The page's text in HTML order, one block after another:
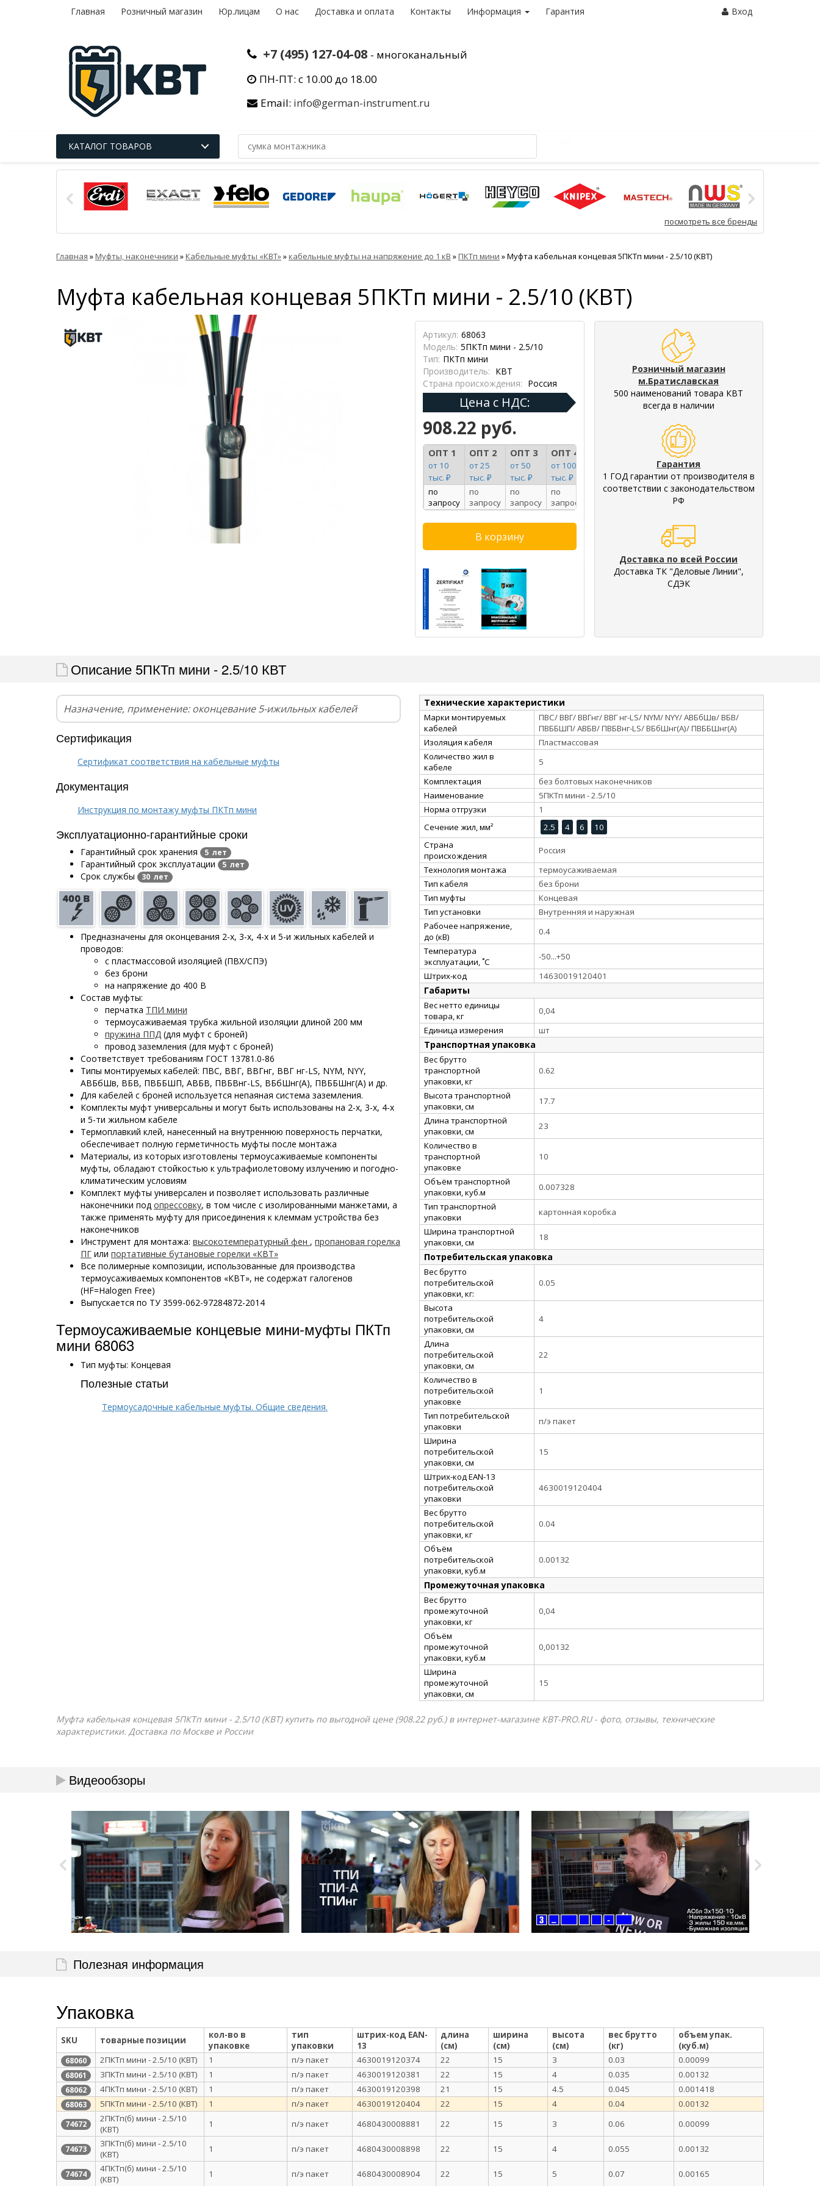
Главная Розничный магазин Юр.лицам О нас Доставка и оплата Контакты Информация Гарантия Вход
+7 (495) 127-04-08 - многоканальный
ПН-ПТ: с 10.00 до 18.00
Email: info@german-instrument.ru
КАТАЛОГ ТОВАРОВ
посмотреть все бренды
Главная »Муфты, наконечники »Кабельные муфты «КВТ»»кабельные муфты на напряжение до 1 кВ »ПКТп мини »Муфта кабельная концевая 5ПКТп мини - 2.5/10 (КВТ)
Муфта кабельная концевая 5ПКТп мини - 2.5/10 (КВТ)
Артикул: 68063
Модель: 5ПКТп мини - 2.5/10
Тип: ПКТп мини
Производитель: КВТ
Страна происхождения: Россия
Цена с НДС:
908.22 руб.
ОПТ 1
от 10
тыс. ₽
ОПТ 2
от 25
тыс. ₽
ОПТ 3
от 50
тыс. ₽
ОПТ 4
от 100
тыс. ₽
по
запросу
по
запросу
по
запросу
по
запросу
Розничный магазин
м.Братиславская
500 наименований товара КВТ
всегда в наличии
Гарантия
1 ГОД гарантии от производителя в
соответствии с законодательством
РФ
Доставка по всей России
Доставка ТК "Деловые Линии",
СДЭК
Описание 5ПКТп мини - 2.5/10 КВТ
Назначение, применение: оконцевание 5-ижильных кабелей
Сертификация
Сертификат соответствия на кабельные муфты
Документация
Инструкция по монтажу муфты ПКТп мини
Эксплуатационно-гарантийные сроки
Гарантийный срок хранения 5 лет
Гарантийный срок эксплуатации 5 лет
Срок службы 30 лет
Предназначены для оконцевания 2-х, 3-х, 4-х и 5-и жильных кабелей и
проводов:
с пластмассовой изоляцией (ПВХ/СПЭ)
без брони
на напряжение до 400 В
Состав муфты:
перчатка ТПИ мини
термоусаживаемая трубка жильной изоляции длиной 200 мм
пружина ППД (для муфт с броней)
провод заземления (для муфт с броней)
Соответствует требованиям ГОСТ 13781.0-86
Типы монтируемых кабелей: ПВС, ВВГ, ВВГнг, ВВГ нг-LS, NYM, NYY,
АВБбШв, ВБВ, ПВББШП, АВБВ, ПВБВнг-LS, ВБбШнг(А), ПВББШнг(А) и др.
Для кабелей с броней используется непаяная система заземления.
Комплекты муфт универсальны и могут быть использованы на 2-х, 3-х, 4-х
и 5-ти жильном кабеле
Термоплавкий клей, нанесенный на внутреннюю поверхность перчатки,
обеспечивает полную герметичность муфты после монтажа
Материалы, из которых изготовлены термоусаживаемые компоненты
муфты, обладают стойкостью к ультрафиолетовому излучению и погодно-
климатическим условиям
Комплект муфты универсален и позволяет использовать различные
наконечники под опрессовку, в том числе с изолированными манжетами, а
также применять муфту для присоединения к клеммам устройства без
наконечников
Инструмент для монтажа: высокотемпературный фен , пропановая горелка
ПГ или портативные бутановые горелки «КВТ»
Все полимерные композиции, использованные для производства
термоусаживаемых компонентов «КВТ», не содержат галогенов
(HF=Halogen Free)
Выпускается по ТУ 3599-062-97284872-2014
Термоусаживаемые концевые мини-муфты ПКТп
мини 68063
Тип муфты: Концевая
Полезные статьи
Термоусадочные кабельные муфты. Общие сведения.
Технические характеристики
Марки монтируемых
кабелей
ПВС/ ВВГ/ ВВГнг/ ВВГ нг-LS/ NYM/ NYY/ АВБбШв/ ВБВ/
ПВББШП/ АВБВ/ ПВБВнг-LS/ ВБбШнг(А)/ ПВББШнг(А)
Изоляция кабеля
Пластмассовая
Количество жил в
кабеле
5
Комплектация
без болтовых наконечников
Наименование
5ПКТп мини - 2.5/10
Норма отгрузки
1
Сечение жил, мм²
2.5 4 6
10
Страна
происхождения
Россия
Технология монтажа
термоусаживаемая
Тип кабеля
без брони
Тип муфты
Концевая
Тип установки
Внутренняя и наружная
Рабочее напряжение,
до (кВ)
0.4
Температура
эксплуатации, ˚С
-50...+50
Штрих-код
14630019120401
Габариты
Вес нетто единицы
товара, кг
0,04
Единица измерения
шт
Транспортная упаковка
Вес брутто
транспортной
упаковки, кг
0.62
Высота транспортной
упаковки, см
17.7
Длина транспортной
упаковки, см
23
Количество в
транспортной
упаковке
10
Объём транспортной
упаковки, куб.м
0.007328
Тип транспортной
упаковки
картонная коробка
Ширина транспортной
упаковки, см
18
Потребительская упаковка
Вес брутто
потребительской
упаковки, кг:
0.05
Высота
потребительской
упаковки, см
4
Длина
потребительской
упаковки, см
22
Количество в
потребительской
упаковке
1
Тип потребительской
упаковки
п/э пакет
Ширина
потребительской
упаковки, см
15
Штрих-код EAN-13
потребительской
упаковки
4630019120404
Вес брутто
потребительской
упаковки, кг
0.04
Объём
потребительской
упаковки, куб.м
0.00132
Промежуточная упаковка
Вес брутто
промежуточной
упаковки, кг
0,04
Объём
промежуточной
упаковки, куб.м
0,00132
Ширина
промежуточной
упаковки, см
15
Муфта кабельная концевая 5ПКТп мини - 2.5/10 (КВТ) купить по выгодной цене (908.22 руб.) в интернет-магазине КВТ-PRO.RU - фото, отзывы, технические
характеристики. Доставка по Москве и России
Видеообзоры
Полезная информация
Упаковка
SKU товарные позиции
кол-во в
упаковке
тип
упаковки
штрих-код EAN-
13
длина
(см)
ширина
(см)
высота
(см)
вес брутто
(кг)
объем упак.
(куб.м)
68060 2ПКТп мини - 2.5/10 (КВТ) 1 п/э пакет 4630019120374 22 15 3 0.03 0.00099
68061 3ПКТп мини - 2.5/10 (КВТ) 1 п/э пакет 4630019120381 22 15 4 0.035 0.00132
68062 4ПКТп мини - 2.5/10 (КВТ) 1 п/э пакет 4630019120398 21 15 4.5 0.045 0.001418
68063 5ПКТп мини - 2.5/10 (КВТ) 1 п/э пакет 4630019120404 22 15 4 0.04 0.00132
74672
2ПКТп(б) мини - 2.5/10
(КВТ)
1 п/э пакет 4680430008881 22 15 3 0.06 0.00099
74673
3ПКТп(б) мини - 2.5/10
(КВТ)
1 п/э пакет 4680430008898 22 15 4 0.055 0.00132
74674
4ПКТп(б) мини - 2.5/10
(КВТ)
1 п/э пакет 4680430008904 22 15 5 0.07 0.00165